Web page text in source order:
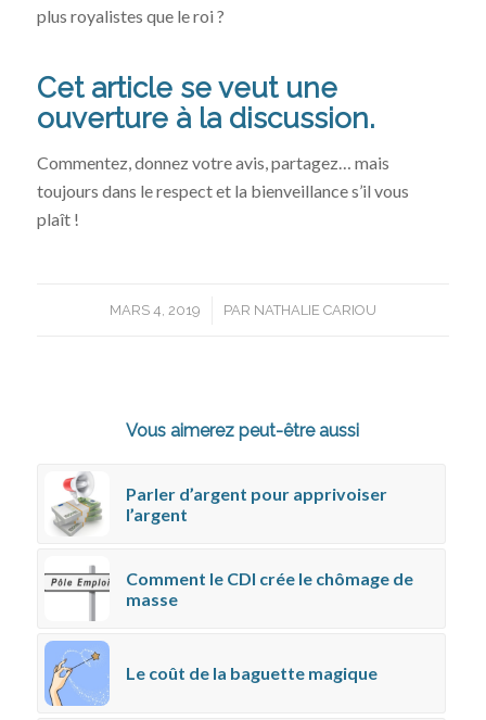
plus royalistes que le roi ?
Cet article se veut une
ouverture à la discussion.
Commentez, donnez votre avis, partagez… mais
toujours dans le respect et la bienveillance s’il vous
plaît !
MARS 4, 2019
/ PAR NATHALIE CARIOU
Vous aimerez peut-être aussi
Parler d’argent pour apprivoiser
l’argent
Comment le CDI crée le chômage de
masse
Le coût de la baguette magique